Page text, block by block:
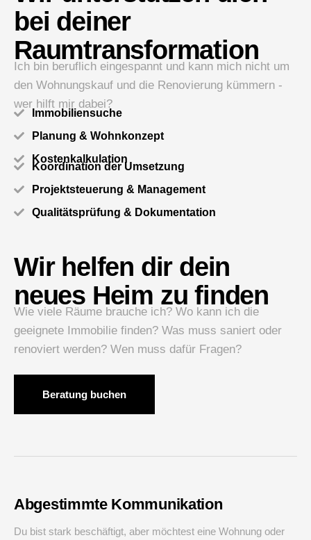
bei deiner
Raumtransformation
Ich bin beruflich eingespannt und kann mich nicht um
den Wohnungskauf und die Renovierung kümmern -
wer hilft mir dabei?
Immobiliensuche
Planung & Wohnkonzept
Kostenkalkulation
Koordination der Umsetzung
Projektsteuerung & Management
Qualitätsprüfung & Dokumentation
Wir helfen dir dein
neues Heim zu finden
Wie viele Räume brauche ich? Wo kann ich die
geeignete Immobilie finden? Was muss saniert oder
renoviert werden? Wen muss dafür Fragen?
Beratung buchen
Abgestimmte Kommunikation
Du bist stark beschäftigt, aber möchtest eine Wohnung oder